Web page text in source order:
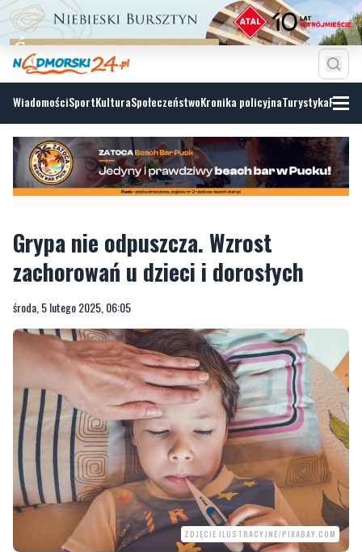
WiadomościSportKulturaSpołeczeństwoKronika policyjnaTurystyka
Grypa nie odpuszcza. Wzrost
środa, 5 lutego 2025, 06:05
ZDJĘCIE ILUSTRACYJNE/PIXABAY.COM
W Polsce, jak i w wielu innych krajach europejskich, mamy do
czynienia z epidemią grypy. Sezon zimowy sprzyja